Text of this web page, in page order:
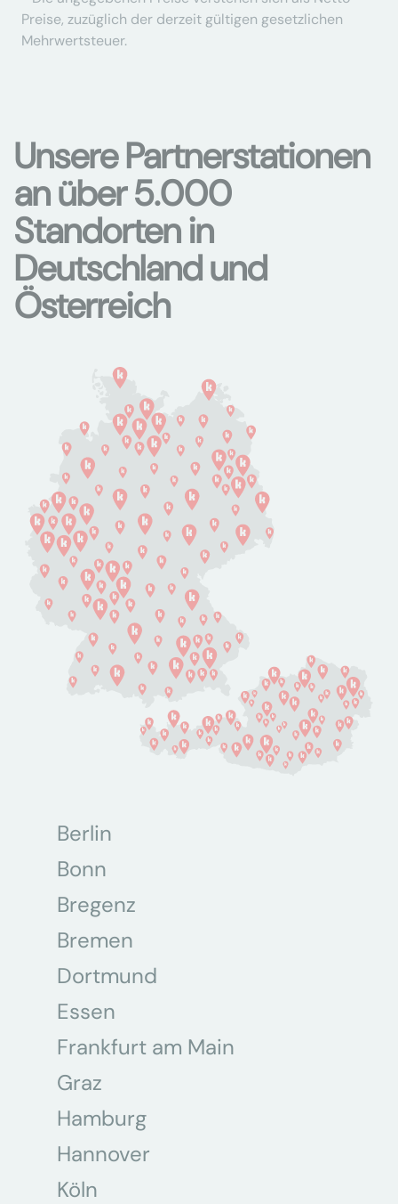
Preise, zuzüglich der derzeit gültigen gesetzlichen
Mehrwertsteuer.
Unsere Partnerstationen
an über 5.000
Standorten in
Deutschland und
Österreich
Berlin
Bonn
Bregenz
Bremen
Dortmund
Essen
Frankfurt am Main
Graz
Hamburg
Hannover
Köln